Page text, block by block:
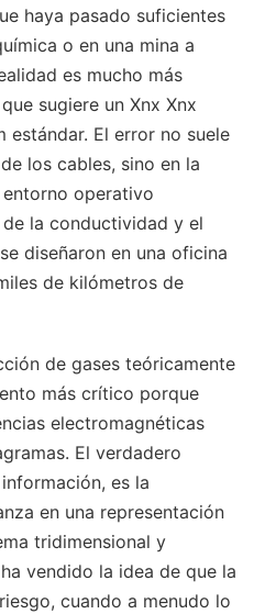
haya pasado suficientes
o en una mina a
es mucho más
sugiere un Xnx Xnx
estándar. El error no suele
los cables, sino en la
operativo
la conductividad y el
diseñaron en una oficina
de kilómetros de
de gases teóricamente
más crítico porque
electromagnéticas
El verdadero
es la
en una representación
tridimensional y
vendido la idea de que la
cuando a menudo lo